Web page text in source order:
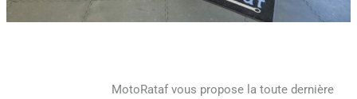
MotoRataf vous propose la toute dernière